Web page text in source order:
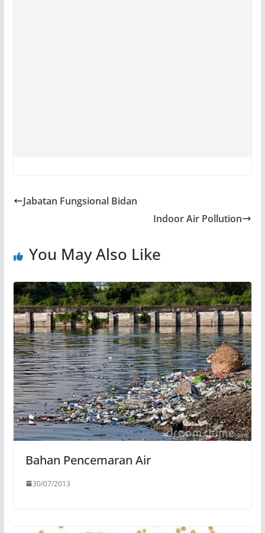
Jabatan Fungsional Bidan
Indoor Air Pollution
You May Also Like
Bahan Pencemaran Air
30/07/2013